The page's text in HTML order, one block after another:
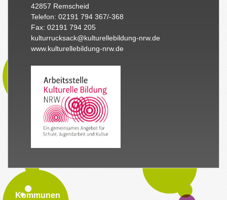
42857 Remscheid
Telefon: 02191 794 367/-368
Fax: 02191 794 205
kulturrucksack@kulturellebildung-nrw.de
www.kulturellebildung-nrw.de
Kommunen